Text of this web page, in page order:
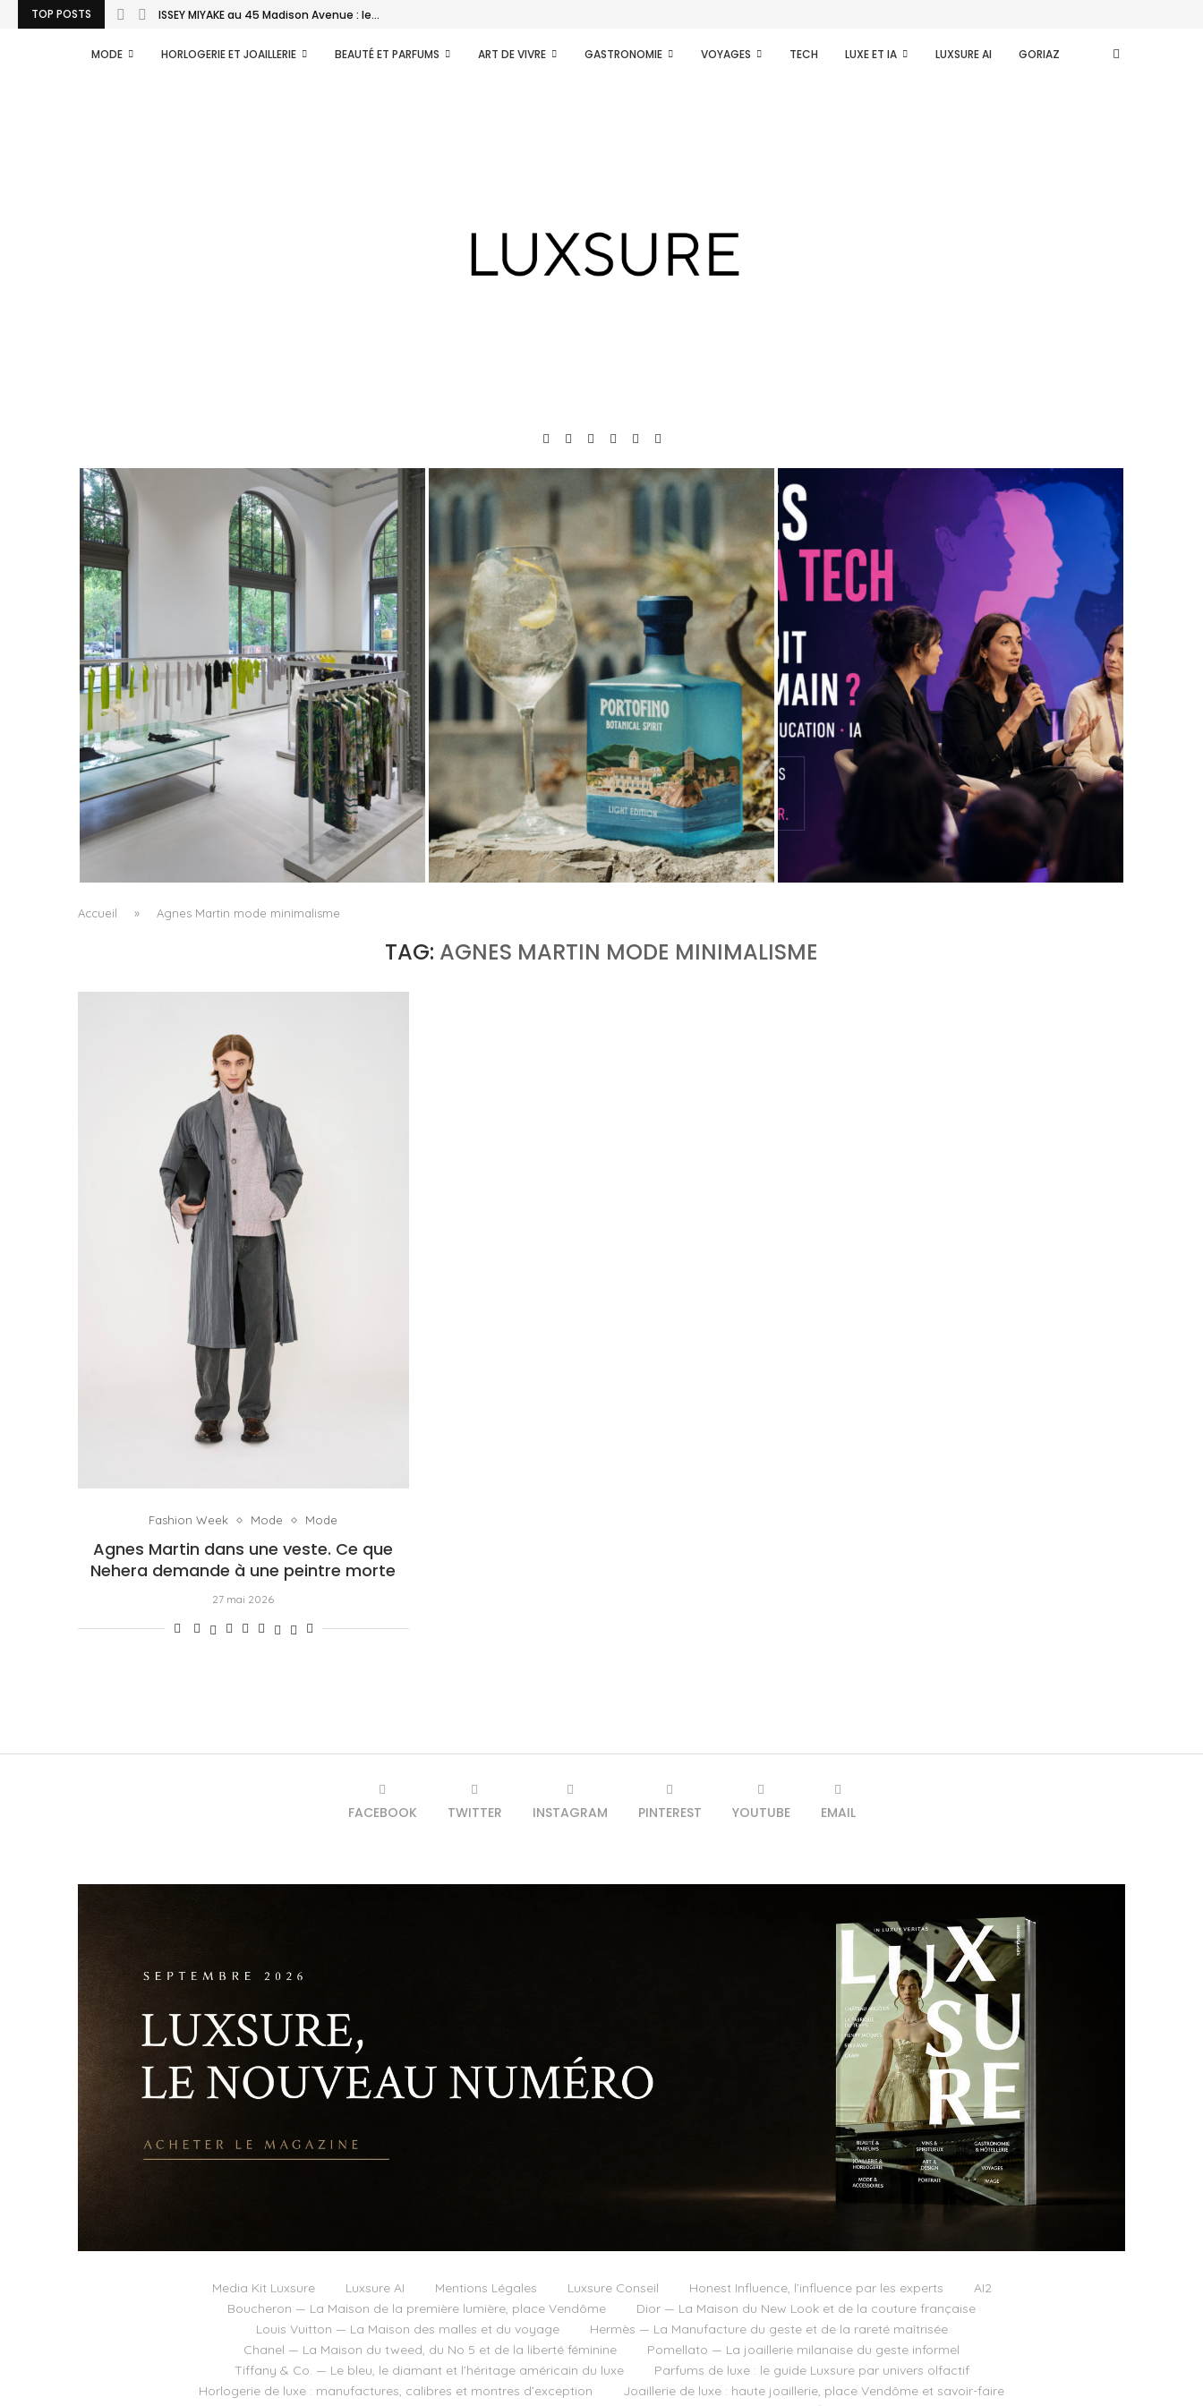
TOP POSTS ISSEY MIYAKE au 45 Madison Avenue : le...
MODE HORLOGERIE ET JOAILLERIE BEAUTÉ ET PARFUMS ART DE VIVRE GASTRONOMIE VOYAGES TECH LUXE ET IA LUXSURE AI GORIAZ
ISSEY MIYAKE AU 45 MADISON AVENUE : LE
PLI COMME PRINCIPE ARCHITECTURAL
Pascal Iakovou
PORTOFINO CHERCHE L’INTENSITÉ À VINGT
DEGRÉS
byPASCAL IAKOVOU
DANS LA TECH, LA PARITÉ N’EST PLUS UN
SUJET D’IMAGE MAIS DE...
Pascal Iakovou
Accueil » Agnes Martin mode minimalisme
TAG: AGNES MARTIN MODE MINIMALISME
Fashion Week Mode Mode
Agnes Martin dans une veste. Ce que
Nehera demande à une peintre morte
27 mai 2026
FACEBOOK TWITTER INSTAGRAM PINTEREST YOUTUBE EMAIL
Media Kit Luxsure Luxsure AI Mentions Légales Luxsure Conseil Honest Influence, l’influence par les experts
AI2
Boucheron — La Maison de la première lumière, place Vendôme
Dior — La Maison du New Look et de la couture française
Louis Vuitton — La Maison des malles et du voyage
Hermès — La Manufacture du geste et de la rareté maîtrisée
Chanel — La Maison du tweed, du No 5 et de la liberté féminine
Pomellato — La joaillerie milanaise du geste informel
Tiffany & Co. — Le bleu, le diamant et l’héritage américain du luxe
Parfums de luxe : le guide Luxsure par univers olfactif
Horlogerie de luxe : manufactures, calibres et montres d’exception
Joaillerie de luxe : haute joaillerie, place Vendôme et savoir-faire